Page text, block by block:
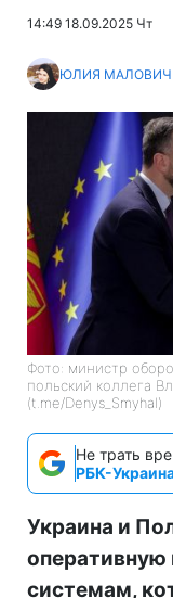
14:49 18.09.2025 Чт
ЮЛИЯ
Фото: министр
польский коллега
(t.me/Denys_Smyhal)
Не трать
РБК-
Украина и
оперативную
системам,